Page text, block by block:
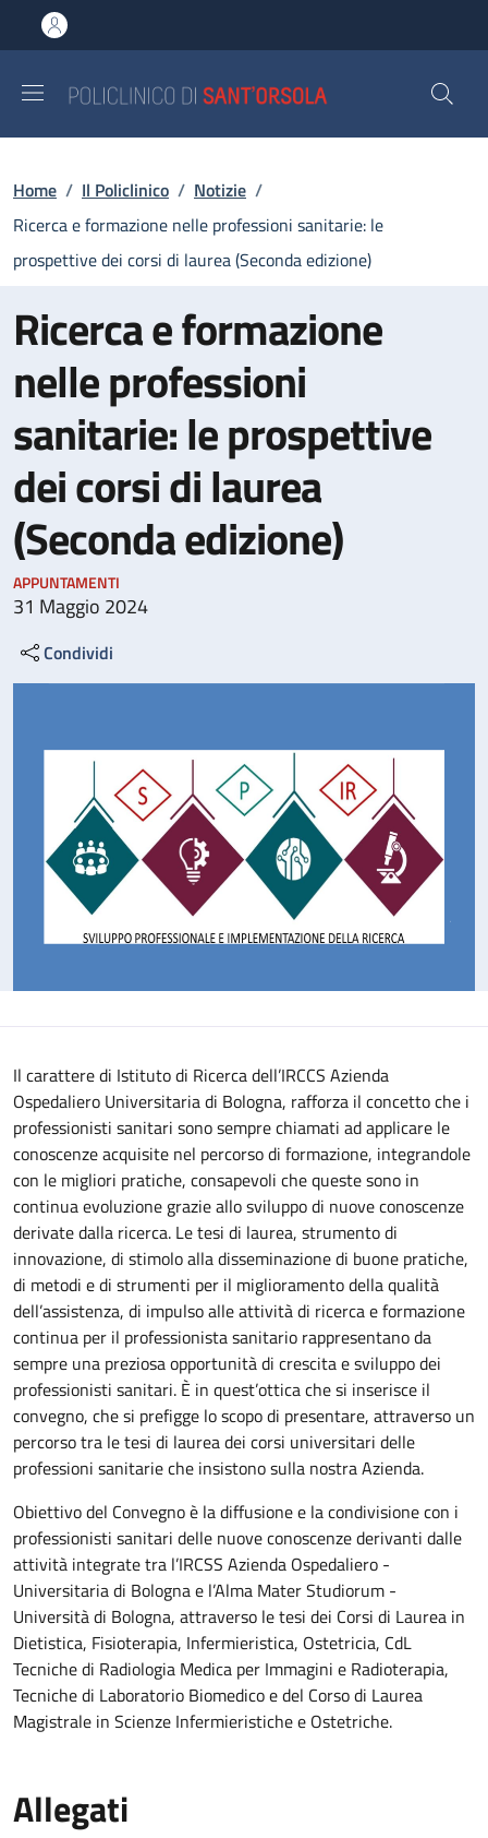
al contenuto principale
to footer content
Briciole di pane
Home / Il Policlinico / Notizie /
Ricerca e formazione nelle professioni sanitarie: le
prospettive dei corsi di laurea (Seconda edizione)
Ricerca e formazione
nelle professioni
sanitarie: le prospettive
dei corsi di laurea
(Seconda edizione)
APPUNTAMENTI
31 Maggio 2024
Condividi
Il carattere di Istituto di Ricerca dell’IRCCS Azienda
Ospedaliero Universitaria di Bologna, rafforza il concetto che i
professionisti sanitari sono sempre chiamati ad applicare le
conoscenze acquisite nel percorso di formazione, integrandole
con le migliori pratiche, consapevoli che queste sono in
continua evoluzione grazie allo sviluppo di nuove conoscenze
derivate dalla ricerca. Le tesi di laurea, strumento di
innovazione, di stimolo alla disseminazione di buone pratiche,
di metodi e di strumenti per il miglioramento della qualità
dell’assistenza, di impulso alle attività di ricerca e formazione
continua per il professionista sanitario rappresentano da
sempre una preziosa opportunità di crescita e sviluppo dei
professionisti sanitari. È in quest’ottica che si inserisce il
convegno, che si prefigge lo scopo di presentare, attraverso un
percorso tra le tesi di laurea dei corsi universitari delle
professioni sanitarie che insistono sulla nostra Azienda.
Obiettivo del Convegno è la diffusione e la condivisione con i
professionisti sanitari delle nuove conoscenze derivanti dalle
attività integrate tra l’IRCSS Azienda Ospedaliero -
Universitaria di Bologna e l’Alma Mater Studiorum -
Università di Bologna, attraverso le tesi dei Corsi di Laurea in
Dietistica, Fisioterapia, Infermieristica, Ostetricia, CdL
Tecniche di Radiologia Medica per Immagini e Radioterapia,
Tecniche di Laboratorio Biomedico e del Corso di Laurea
Magistrale in Scienze Infermieristiche e Ostetriche.
Allegati